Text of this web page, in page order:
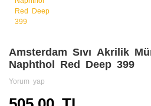
Amsterdam Sıvı Akrilik
Naphthol Red Deep 399
Yorum yap
505,00 TL